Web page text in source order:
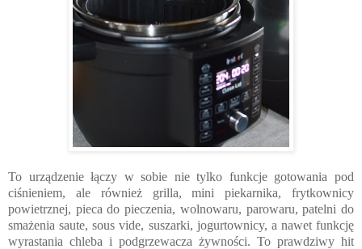
To urządzenie łączy w sobie nie tylko funkcje gotowania pod
ciśnieniem, ale również grilla, mini piekarnika, frytkownicy
powietrznej, pieca do pieczenia, wolnowaru, parowaru, patelni do
smażenia saute, sous vide, suszarki, jogurtownicy, a nawet funkcję
wyrastania chleba i podgrzewacza żywności. To prawdziwy hit